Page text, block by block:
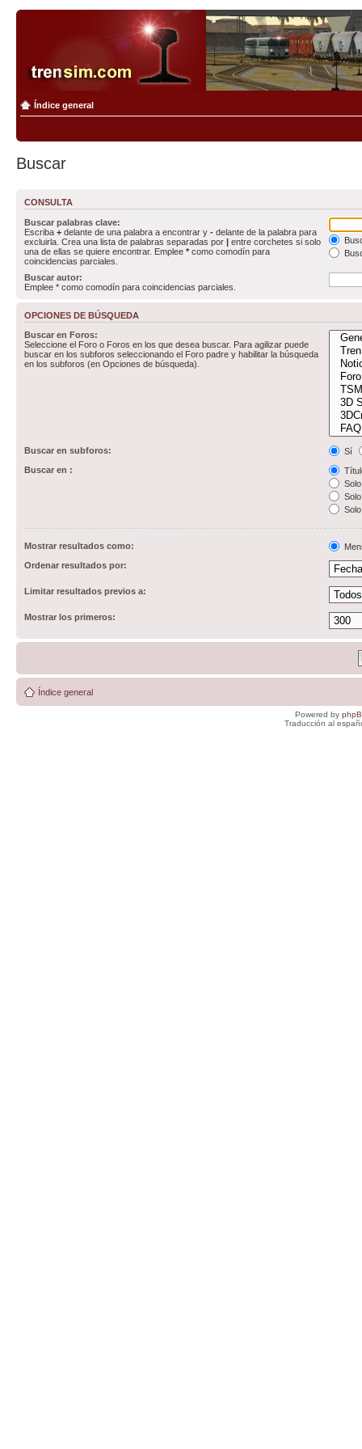
Índice general
Buscar
CONSULTA
Buscar palabras clave:
Escriba + delante de una palabra a encontrar y - delante de la palabra para
excluirla. Crea una lista de palabras separadas por | entre corchetes si solo
una de ellas se quiere encontrar. Emplee * como comodín para
coincidencias parciales.
Buscar autor:
Emplee * como comodín para coincidencias parciales.
OPCIONES DE BÚSQUEDA
Buscar en Foros:
Seleccione el Foro o Foros en los que desea buscar. Para agilizar puede
buscar en los subforos seleccionando el Foro padre y habilitar la búsqueda
en los subforos (en Opciones de búsqueda).
Buscar en subforos:
Sí
Buscar en :
Mostrar resultados como:
Ordenar resultados por:
Limitar resultados previos a:
Mostrar los primeros:
Índice general
Powered by
Traducción al